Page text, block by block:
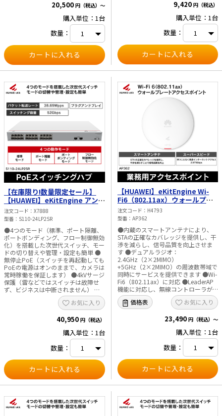
1000BASE-Tポート（PoE+） 1×10
／100／1000BASE-Tポート、
1×GESFPポート ・電源：1×12V DC
・ファンの数量：ファンレス（自然放
熱） ・寸法（高さ×幅×奥行）：
35×210×130mm ・最大消費電力
PoEなし：11W、フルPoE稼働時：
155W PoE：124W フル稼働PoE消費
電力15.4W（802.3af）：8台 フル稼
働PoE消費電力30W（802.3at）：4
送レート：14.88Mpps ・スイッチン
グ容量：20Gbps 4KMACアドレスエ
ントリ 【動作環境】 ・動作温度：
0°C～40°C ・保存温度：-40°C～
+70°C ・動作湿度：5～95%（結露し
20,500 円（税込）～
購入単位：1台
数量：
量：ファンレス（自然放熱） ・寸法
35×210×130mm ・最大消費電力：
8W 【パフォーマンス】 ・パケット
転送レート：14.88Mpps ・スイッチ
ング容量：20Gbps 4KMACアドレス
エントリ 【動作環境】 ・動作温度：
0°C～40°C ・保存温度：-40°C～
+70°C ・動作湿度：5～95%（結露し
ないこと）
9,420 円（税込）
購入単位：1台
数量：
【在庫限り!数量限定セール】
【HUAWEI】eKitEngine アンマ
ネージドスイッチ（ダウンリン
クポート：PoE+ポート×24、
ート×2）S110 シリーズ S110-
24LP2SR
注文コード
X7888
型番
S110-24LP2SR
●4つのモード（標準、ポート隔離、
ポートボンディング、フロー制御無効
化）を搭載した次世代スイッチ、モー
ドの切り替えや管理・設定も簡単 ●
無停止PoE（スイッチを再起動しても
PoEの電源はオンのままで、カメラは
常時稼働を保証します） ●4kVサージ
保護（雷などではスイッチは故障せ
ず、ビジネスは中断されません） ●
ウェア機能】 ・設置：ラックマウン
ト、デスクマウント、壁マウントなど
24×10／100／1000BASE-Tポート
AC内臓電源 ・ファンの数量：ファン
レス（自然放熱） ・寸法（高さ×幅
×奥行）：43.6×442×260mm ・重
量：3.2kg ・最大消費電力 PoEなし：
24W、フルPoE稼働時：165W PoE：
124W フル稼働PoE消費電力
15.4W（802.3af）：8台 フル稼働
PoE消費電力30W（802.3at）：4台
レート：38.69Mpps ・スイッチング
容量：52Gbps ・8KMACアドレスエ
お気に入り
40,950 円（税込）
購入単位：1台
数量：
【HUAWEI】eKitEngine Wi-
Fi6（802.11ax）ウォールプレ
ートアクセスポイント
（2.4GHz（2×2 MIMO）
力11.2W） AP362
注文コード
H4793
型番
AP362
●内蔵のスマートアンテナにより、
STAの正確なカバレッジを提供し、干
渉を減らし、信号品質を向上させま
す ●デュアルラジオ：
2.4GHz（2×2MIMO）
+5GHz（2×2MIMO）の周波数帯域で
同時にサービスを提供できます ●Wi-
Fi6（802.11ax）に対応 ●LeaderAP
機能に対応し、無線コントローラが
不要のため、ライセンスも無し
●APPマネジメントに対応 ●高密度
ブースト技術（SmartRadioによる無
線インターフェースの最適化、無線
最適化、バンドステアリング） ●有
線および無線のデュアルセキュリテ
ィ保証（ワイヤレスアクセスの認証
と暗号化、不正デバイスの監視、AP
の有線アクセス認証と暗号化） ■仕
様 【ハードウェア機能】 ・設置：
壁、天井、Tレールなど 1×10M／
100M／1GE（RJ45）（GEポート
DCまたはPoE ・寸法（高さ×幅×奥
行）：φ180×35mm ・最大消費電
価格表 お気に入り
23,490 円（税込）～
購入単位：1台
数量：